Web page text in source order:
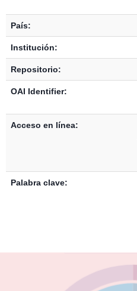
País:
Institución:
Repositorio:
OAI Identifier:
Acceso en línea:
Palabra clave: